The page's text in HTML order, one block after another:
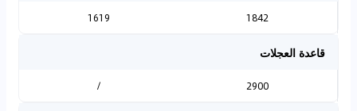
1842
1619
قاعدة العجلات
2900
/